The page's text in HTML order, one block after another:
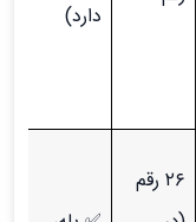
دارد)
۲۶ رقم